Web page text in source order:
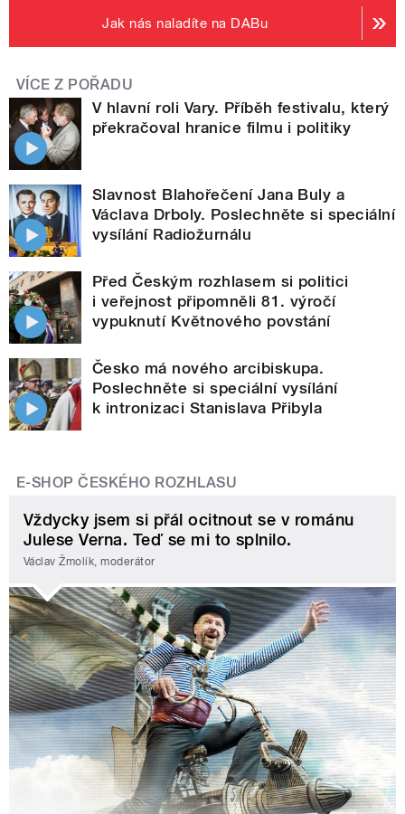
Jak nás naladíte na DABu
VÍCE Z POŘADU
V hlavní roli Vary. Příběh festivalu, který
překračoval hranice filmu i politiky
Slavnost Blahořečení Jana Buly a
Václava Drboly. Poslechněte si speciální
vysílání Radiožurnálu
Před Českým rozhlasem si politici
i veřejnost připomněli 81. výročí
vypuknutí Květnového povstání
Česko má nového arcibiskupa.
Poslechněte si speciální vysílání
k intronizaci Stanislava Přibyla
E-SHOP ČESKÉHO ROZHLASU
Vždycky jsem si přál ocitnout se v románu
Julese Verna. Teď se mi to splnilo.
Václav Žmolík, moderátor